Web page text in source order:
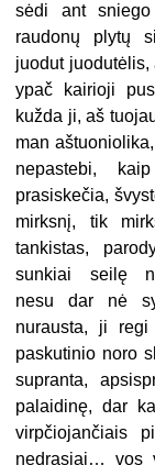
sėdi ant
raudonų plytų
juodut
ypač kairioji
kužda ji, aš
man
nepastebi,
prasiskečia,
mirksnį, tik
tankistas,
sunkiai seilę
nesu dar nė
nurausta, ji
paskutinio noro
supranta,
palaidinę, dar
virpčiojančiais
nedrąsiai…